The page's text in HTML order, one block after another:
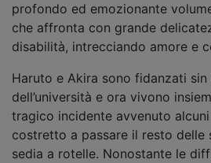
profondo ed emozionante
che affronta con grande
disabilità, intrecciando amore e
Haruto e Akira sono fidanzati
dell’università e ora vivono
tragico incidente avvenuto
costretto a passare il resto delle
sedia a rotelle. Nonostante le